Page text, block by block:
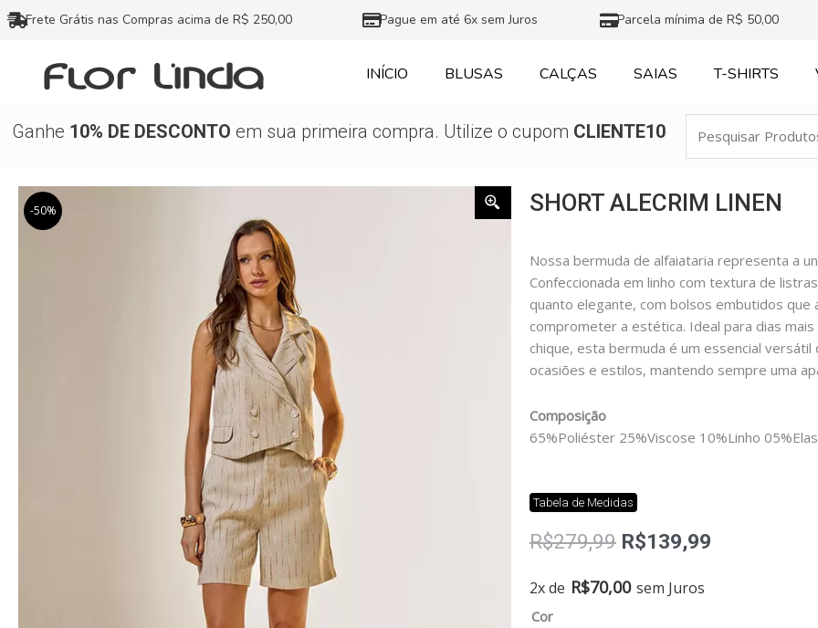
Ir
para
conteúdo
Frete Grátis nas Compras acima de R$ 250,00 Pague em até 6x sem Juros Parcela mínima de R$ 50,00
INÍCIO BLUSAS CALÇAS SAIAS T-SHIRTS
Ganhe 10% DE DESCONTO em sua primeira compra. Utilize o cupom CLIENTE10
Produtos
-50% SHORT ALECRIM LINEN
Nossa bermuda de alfaiataria representa a
Confeccionada em linho com textura de
quanto elegante, com bolsos embutidos que
comprometer a estética. Ideal para dias
chique, esta bermuda é um essencial
ocasiões e estilos, mantendo sempre uma
Composição
65%Poliéster 25%Viscose 10%Linho
Tabela de Medidas
R$279,99 O
original
R$139,99
2x de R$70,00 sem Juros
Cor
Short